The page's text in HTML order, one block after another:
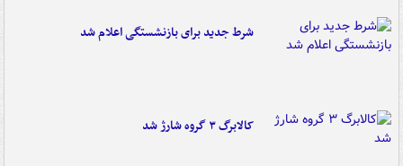
شرط جدید برای بازنشستگی اعلام شد
کالابرگ ۳ گروه شارژ شد